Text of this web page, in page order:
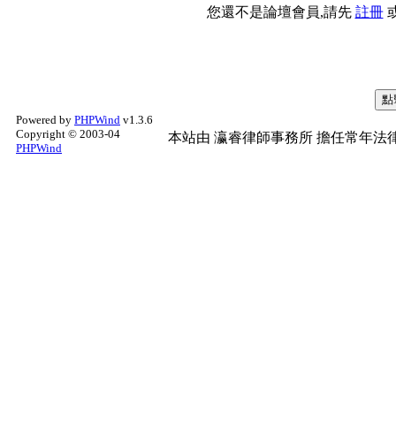
您還不是論壇會員,請先 註冊
Powered by PHPWind v1.3.6
Copyright © 2003-04
PHPWind
本站由 瀛睿律師事務所 擔任常年法